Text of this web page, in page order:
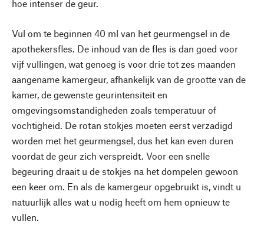
hoe intenser de geur.
Vul om te beginnen 40 ml van het geurmengsel in de
apothekersfles. De inhoud van de fles is dan goed voor
vijf vullingen, wat genoeg is voor drie tot zes maanden
aangename kamergeur, afhankelijk van de grootte van de
kamer, de gewenste geurintensiteit en
omgevingsomstandigheden zoals temperatuur of
vochtigheid. De rotan stokjes moeten eerst verzadigd
worden met het geurmengsel, dus het kan even duren
voordat de geur zich verspreidt. Voor een snelle
begeuring draait u de stokjes na het dompelen gewoon
een keer om. En als de kamergeur opgebruikt is, vindt u
natuurlijk alles wat u nodig heeft om hem opnieuw te
vullen.